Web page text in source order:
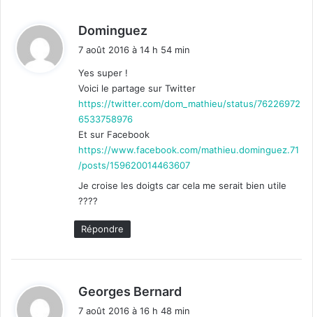
Dominguez
:
7 août 2016 à 14 h 54 min
Yes super !
Voici le partage sur Twitter
https://twitter.com/dom_mathieu/status/76226972
6533758976
Et sur Facebook
https://www.facebook.com/mathieu.dominguez.71
/posts/159620014463607
Je croise les doigts car cela me serait bien utile
????
Répondre
Georges Bernard
7 août 2016 à 16 h 48 min